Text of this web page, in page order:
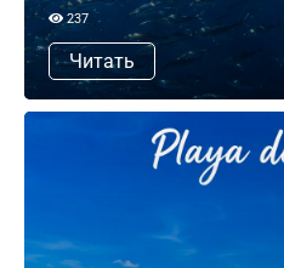
237
Читать